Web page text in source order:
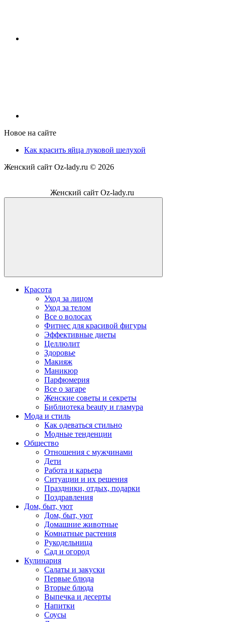
Новое на сайте
Как красить яйца луковой шелухой
Женский сайт Oz-lady.ru © 2026
Женский сайт Oz-lady.ru
Красота
Уход за лицом
Уход за телом
Все о волосах
Фитнес для красивой фигуры
Эффективные диеты
Целлюлит
Здоровье
Макияж
Маникюр
Парфюмерия
Все о загаре
Женские советы и секреты
Библиотека beauty и гламура
Мода и стиль
Как одеваться стильно
Модные тенденции
Общество
Отношения с мужчинами
Дети
Работа и карьера
Ситуации и их решения
Праздники, отдых, подарки
Поздравления
Дом, быт, уют
Дом, быт, уют
Домашние животные
Комнатные растения
Рукодельница
Сад и огород
Кулинария
Салаты и закуски
Первые блюда
Вторые блюда
Выпечка и десерты
Напитки
Соусы